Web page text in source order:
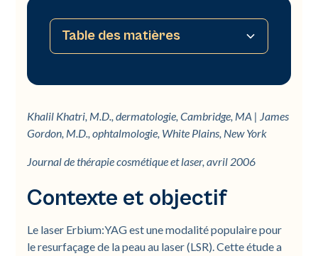
Khalil Khatri, M.D., dermatologie, Cambridge, MA | James
Gordon, M.D., ophtalmologie, White Plains, New York
Journal de thérapie cosmétique et laser, avril 2006
Contexte et objectif
Le laser Erbium:YAG est une modalité populaire pour
le resurfaçage de la peau au laser (LSR). Cette étude a
Table des matières